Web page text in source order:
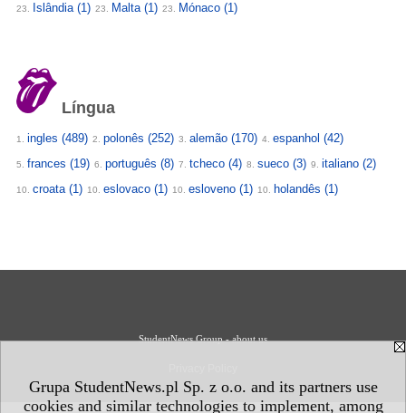
Grupa StudentNews.pl Sp. z o.o. and its partners use
cookies and similar technologies to implement, among
23. Islândia (1) 23. Malta (1) 23. Mónaco (1)
Língua
1. ingles (489) 2. polonês (252) 3. alemão (170) 4. espanhol (42)
5. frances (19) 6. português (8) 7. tcheco (4) 8. sueco (3) 9. italiano (2)
10. croata (1) 10. eslovaco (1) 10. esloveno (1) 10. holandês (1)
StudentNews Group - about us